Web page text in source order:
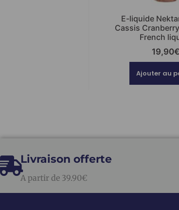
E-liquide
Cassis
French
19,90€
Ajouter au
Livraison offerte
A partir de 39.90€